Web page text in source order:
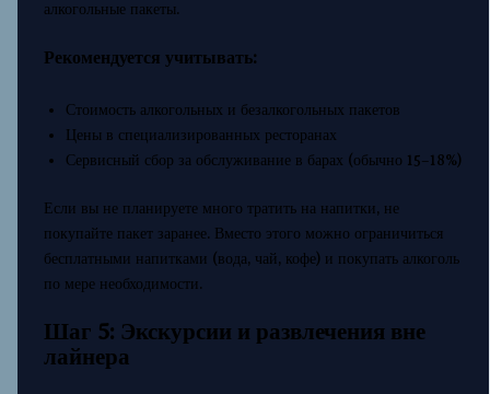
алкогольные пакеты.
Рекомендуется учитывать:
Стоимость алкогольных и безалкогольных пакетов
Цены в специализированных ресторанах
Сервисный сбор за обслуживание в барах (обычно 15–18%)
Если вы не планируете много тратить на напитки, не
покупайте пакет заранее. Вместо этого можно ограничиться
бесплатными напитками (вода, чай, кофе) и покупать алкоголь
по мере необходимости.
Шаг 5: Экскурсии и развлечения вне
лайнера